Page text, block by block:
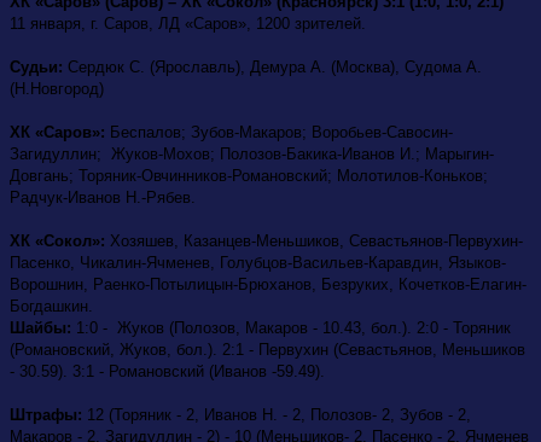
11 января, г. Саров, ЛД «Саров», 1200 зрителей.
Cудьи: Сердюк С. (Ярославль), Демура А. (Москва), Судома А.
(Н.Новгород)
ХК «Саров»: Беспалов; Зубов-Макаров; Воробьев-Савосин-
Загидуллин; Жуков-Мохов; Полозов-Бакика-Иванов И.; Марыгин-
Довгань; Торяник-Овчинников-Романовский; Молотилов-Коньков;
Радчук-Иванов Н.-Рябев.
ХК «Сокол»: Хозяшев, Казанцев-Меньшиков, Севастьянов-Первухин-
Пасенко, Чикалин-Ячменев, Голубцов-Васильев-Каравдин, Языков-
Ворошнин, Раенко-Потылицын-Брюханов, Безруких, Кочетков-Елагин-
Богдашкин.
Шайбы: 1:0 - Жуков (Полозов, Макаров - 10.43, бол.). 2:0 - Торяник
(Романовский, Жуков, бол.). 2:1 - Первухин (Севастьянов, Меньшиков
- 30.59). 3:1 - Романовский (Иванов -59.49).
Штрафы: 12 (Торяник - 2, Иванов Н. - 2, Полозов- 2, Зубов - 2,
Макаров - 2, Загидуллин - 2) - 10 (Меньшиков- 2, Пасенко - 2, Ячменев